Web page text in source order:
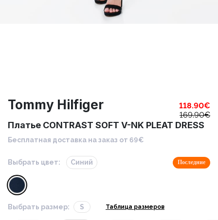
Tommy Hilfiger 118.90€
169.90€
Платье CONTRAST SOFT V-NK PLEAT DRESS
Бесплатная доставка на заказ от 69€
Выбрать цвет: Синий Последние
Выбрать размер: S Таблица размеров